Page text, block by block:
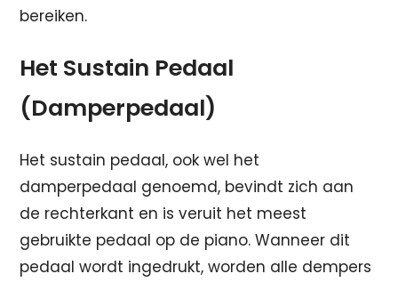
bereiken.
Het Sustain Pedaal
(Damperpedaal)
Het sustain pedaal, ook wel het
damperpedaal genoemd, bevindt zich aan
de rechterkant en is veruit het meest
gebruikte pedaal op de piano. Wanneer dit
pedaal wordt ingedrukt, worden alle dempers